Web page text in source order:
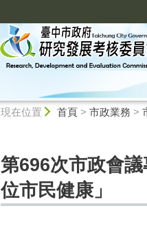
現在位置 首頁> 市政業務 >
第696次市政會
位市民健康」